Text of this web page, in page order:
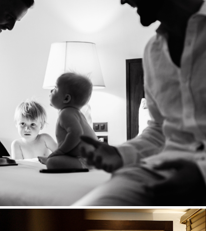
мужская взаимовыручка и атмосфера загородной островной